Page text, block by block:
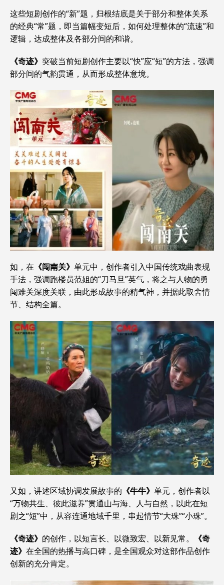
这些短剧创作的“新”题，归根结底是关于部分和整体关系
的经典“常”题，即当篇幅变短后，如何处理整体的“流速”和
逻辑，达成整体及各部分间的和谐。
《奇迹》 突破当前短剧创作主要以“快”应“短”的方法，强调
部分间的气韵贯通，从而形成整体意境。
如，在 《闯南关》 单元中，创作者引入中国传统戏曲表现
手法，强调跑楼员范姐的“刀马旦”英气，将之与人物的勇
闯难关深度关联，由此形成故事的精气神，并据此取舍情
节、结构全篇。
又如，讲述区域协调发展故事的 《牛牛》 单元，创作者以
“万物共生、彼此滋养”贯通山与海、人与自然，以此在短
剧之“短”中，从容连通地域千里，串起情节“大珠”“小珠”。
《奇迹》 的创作，以短言长、以微致宏、以新见常。
《奇
迹》 在全国的热播与高口碑，是全国观众对这部作品创作
创新的充分肯定。